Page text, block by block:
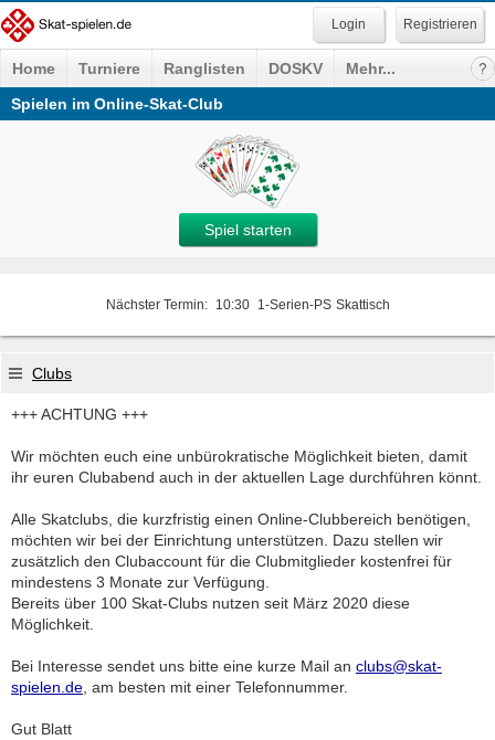
Registrieren
Home Turniere Ranglisten DOSKV
Mehr...
Spielen im Online-Skat-Club
Spiel starten
Nächster Termin: 10:30 1-Serien-PS Skattisch
Clubs
+++ ACHTUNG +++
Wir möchten euch eine unbürokratische Möglichkeit bieten, damit
ihr euren Clubabend auch in der aktuellen Lage durchführen könnt.
Alle Skatclubs, die kurzfristig einen Online-Clubbereich benötigen,
möchten wir bei der Einrichtung unterstützen. Dazu stellen wir
zusätzlich den Clubaccount für die Clubmitglieder kostenfrei für
mindestens 3 Monate zur Verfügung.
Bereits über 100 Skat-Clubs nutzen seit März 2020 diese
Möglichkeit.
Bei Interesse sendet uns bitte eine kurze Mail an clubs@skat-
spielen.de , am besten mit einer Telefonnummer.
Gut Blatt